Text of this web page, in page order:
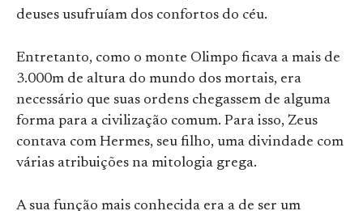
deuses usufruíam dos confortos do céu.
Entretanto, como o monte Olimpo ficava a mais de
3.000m de altura do mundo dos mortais, era
necessário que suas ordens chegassem de alguma
forma para a civilização comum. Para isso, Zeus
contava com Hermes, seu filho, uma divindade com
várias atribuições na mitologia grega.
A sua função mais conhecida era a de ser um